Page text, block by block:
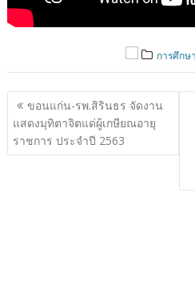
การศึกษา
แนะแนว
เรื่อง
ขอนแก่น-รพ.สิรินธร จัดงาน
แสดงมุทิตาจิตแด่ผู้เกษียณอายุ
ราชการ ประจำปี 2563